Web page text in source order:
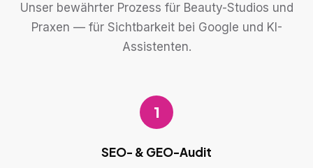
Unser bewährter Prozess für Beauty-Studios und
Praxen — für Sichtbarkeit bei Google und KI-
Assistenten.
1
SEO- & GEO-Audit